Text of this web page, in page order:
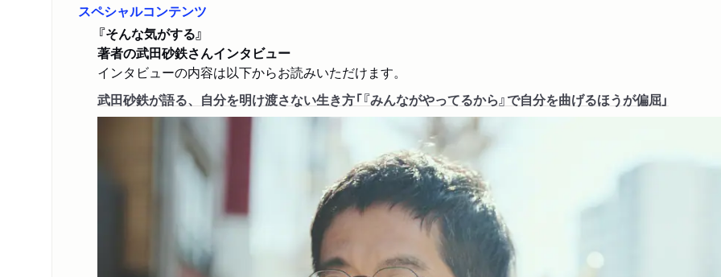
録」
スペシャルコンテンツ
『そんな気がする』
著者の武田砂鉄さんインタビュー
インタビューの内容は以下からお読みいただけます。
武田砂鉄が語る、自分を明け渡さない生き方「『みんながやってるから』で自分を曲げるほうが偏屈」